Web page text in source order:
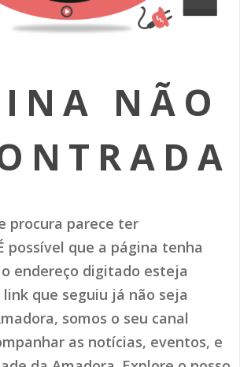
EUROPEUS
À RESILIÊNCIA
ABRIL
NÃO
procura parece ter
possível que a página tenha
endereço digitado esteja
que seguiu já não seja
somos o seu canal
as notícias, eventos, e